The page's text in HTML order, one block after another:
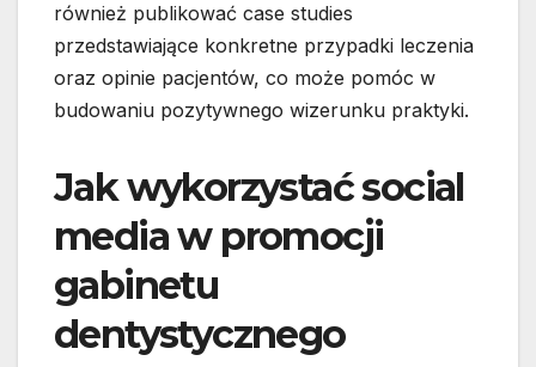
również publikować case studies
przedstawiające konkretne przypadki leczenia
oraz opinie pacjentów, co może pomóc w
budowaniu pozytywnego wizerunku praktyki.
Jak wykorzystać social
media w promocji
gabinetu
dentystycznego